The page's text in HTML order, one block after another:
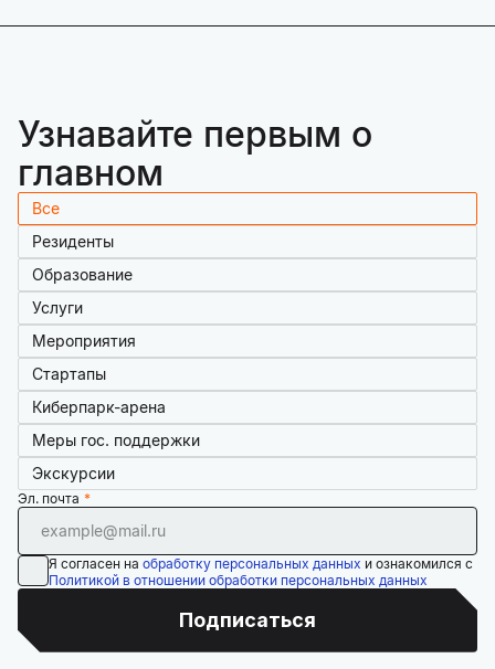
Узнавайте первым о
главном
Все
Резиденты
Образование
Услуги
Мероприятия
Стартапы
Киберпарк-арена
Меры гос. поддержки
Экскурсии
Эл. почта
Я согласен на обработку персональных данных и ознакомился с
Политикой в отношении обработки персональных данных
Подписаться